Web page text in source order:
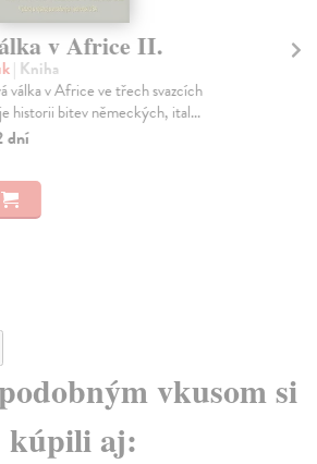
v Africe II.
| Kniha
válka v Africe ve třech svazcích
historii bitev německých, ital...
dní
vkusom si
kúpili aj: